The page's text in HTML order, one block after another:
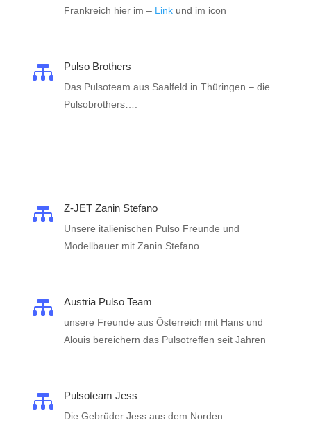
Frankreich hier im – Linkund im icon
 Pulso Brothers
Das Pulsoteam aus Saalfeld in Thüringen – die
Pulsobrothers….
 Z-JET Zanin Stefano
Unsere italienischen Pulso Freunde und
Modellbauer mit Zanin Stefano
 Austria Pulso Team
unsere Freunde aus Österreich mit Hans und
Alouis bereichern das Pulsotreffen seit Jahren
 Pulsoteam Jess
Die Gebrüder Jess aus dem Norden